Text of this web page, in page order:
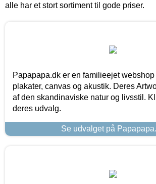
alle har et stort sortiment til gode priser.
Papapapa.dk er en familieejet
plakater, canvas og akustik. Deres
af den skandinaviske natur og livsstil.
deres udvalg.
Se udvalget på